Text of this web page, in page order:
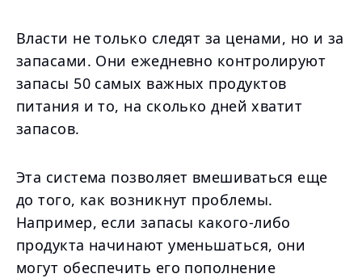
Власти не только следят за ценами, но и за
запасами. Они ежедневно контролируют
запасы 50 самых важных продуктов
питания и то, на сколько дней хватит
запасов.
Эта система позволяет вмешиваться еще
до того, как возникнут проблемы.
Например, если запасы какого-либо
продукта начинают уменьшаться, они
могут обеспечить его пополнение